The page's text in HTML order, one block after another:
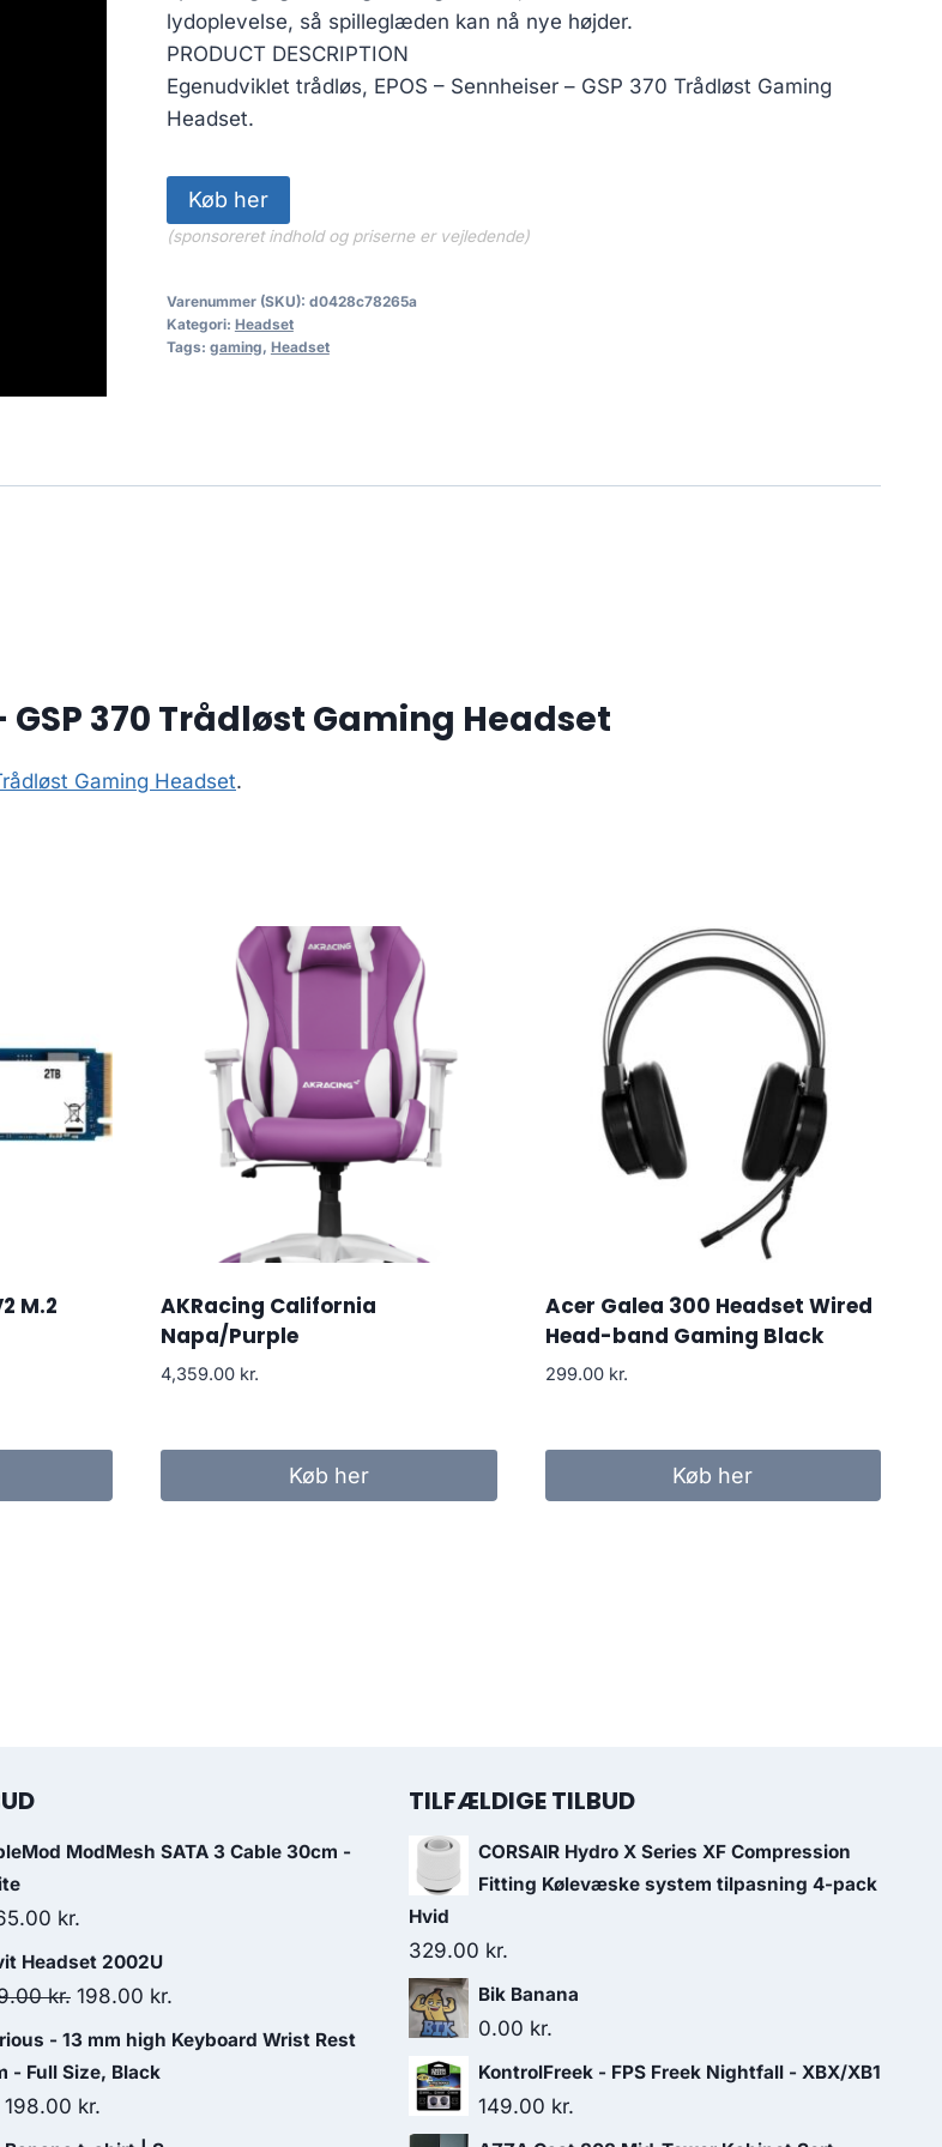
lydoplevelse, så spilleglæden kan nå nye højder.
PRODUCT DESCRIPTION
Egenudviklet trådløs, EPOS – Sennheiser – GSP 370 Trådløst Gaming
Headset.
Køb her
(sponsoreret indhold og priserne er vejledende)
Varenummer (SKU): d0428c78265a
Kategori: Headset
Tags: gaming, Headset
370 Trådløst Gaming Headset
Gaming Headset.
M.2
AKRacing California
Napa/Purple
4,359.00 kr.
Køb her
Acer Galea 300 Headset Wired
Head-band Gaming Black
299.00 kr.
Køb her
ModMesh SATA 3 Cable 30cm -
kr.
price
is:
Headset 2002U
kr. Original
price
was:
399.00 kr..
198.00 kr.
price
- 13 mm high Keyboard Wrist Rest
- Full Size, Black
Original
price
198.00 kr.
price
TILFÆLDIGE TILBUD
CORSAIR Hydro X Series XF Compression
Fitting Kølevæske system tilpasning 4-pack
Hvid
329.00 kr.
Bik Banana
0.00 kr.
KontrolFreek - FPS Freek Nightfall - XBX/XB1
149.00 kr.